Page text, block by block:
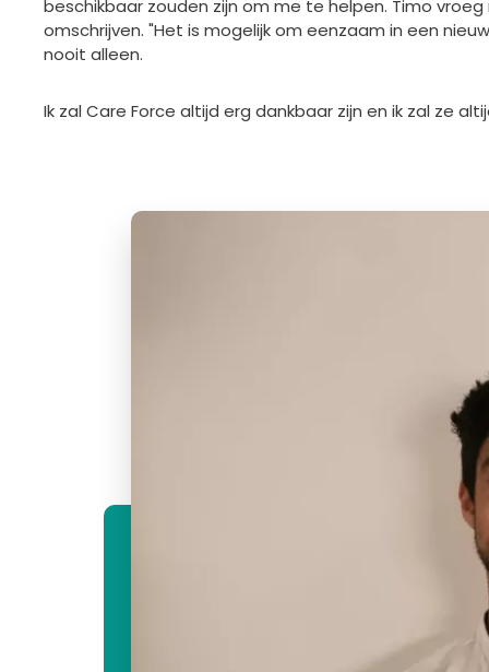
beschikbaar zouden zijn om me te helpen. Timo
omschrijven. "Het is mogelijk om eenzaam in een
nooit alleen.
Ik zal Care Force altijd erg dankbaar zijn en ik zal ze